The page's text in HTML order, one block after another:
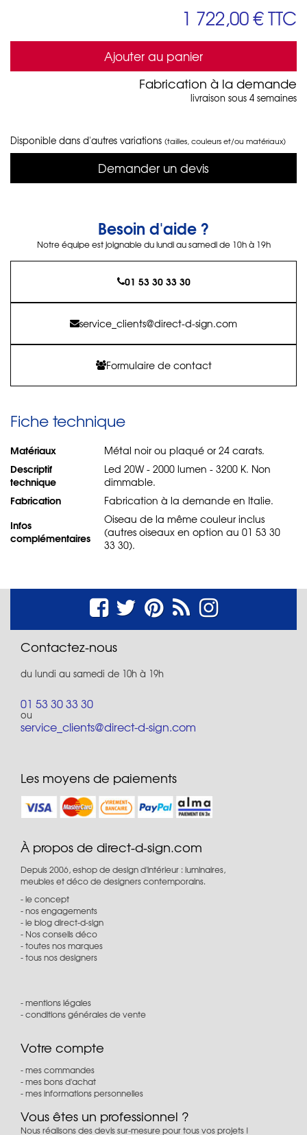
1 722,00 €TTC
Ajouter au panier
Fabrication à la demande
livraison sous 4 semaines
Disponible dans d'autres variations (tailles, couleurs et/ou matériaux)
Demander un devis
Besoin d'aide ?
Notre équipe est joignable du lundi au samedi de 10h à 19h
01 53 30 33 30
service_clients@direct-d-sign.com
Formulaire de contact
Fiche technique
Matériaux Métal noir ou plaqué or 24 carats.
Descriptif
technique
Led 20W - 2000 lumen - 3200 K. Non
dimmable.
Fabrication Fabrication à la demande en Italie.
Infos
complémentaires
Oiseau de la même couleur inclus
(autres oiseaux en option au 01 53 30
33 30).
Contactez-nous
du lundi au samedi de 10h à 19h
01 53 30 33 30
ou
service_clients@direct-d-sign.com
Les moyens de paiements
À propos de direct-d-sign.com
Depuis 2006, eshop de design d'intérieur : luminaires,
meubles et déco de designers contemporains.
le concept
nos engagements
le blog direct-d-sign
Nos conseils déco
toutes nos marques
tous nos designers
mentions légales
conditions générales de vente
Votre compte
mes commandes
mes bons d'achat
mes informations personnelles
Vous êtes un professionnel ?
Nous réalisons des devis sur-mesure pour tous vos projets !